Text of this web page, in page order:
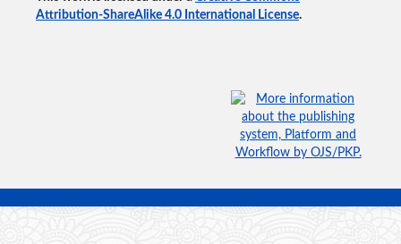
Attribution-ShareAlike 4.0 International License.